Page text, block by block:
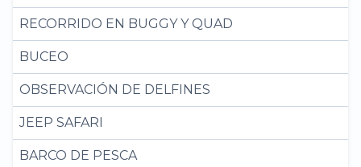
RECORRIDO EN BUGGY Y QUAD
BUCEO
OBSERVACIÓN DE DELFINES
JEEP SAFARI
BARCO DE PESCA